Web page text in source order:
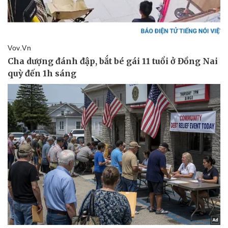
Sức khỏe
Dinh dưỡng - món ngon
Cây thuốc
Sản phụ khoa
Nhi khoa
Đời sống
Nhà đẹp
Blog
Tình yêu - Gia đình